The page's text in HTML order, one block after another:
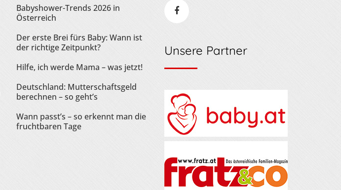
Babyshower-Trends 2026 in
Österreich
Der erste Brei fürs Baby: Wann ist
der richtige Zeitpunkt?
Hilfe, ich werde Mama – was jetzt!
Deutschland: Mutterschaftsgeld
berechnen – so geht’s
Wann passt’s – so erkennt man die
fruchtbaren Tage
Unsere Partner